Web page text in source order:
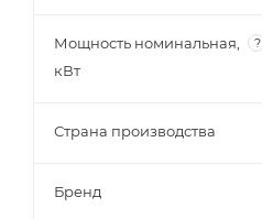
Мощность номинальная,
кВт
?
Страна производства
Бренд